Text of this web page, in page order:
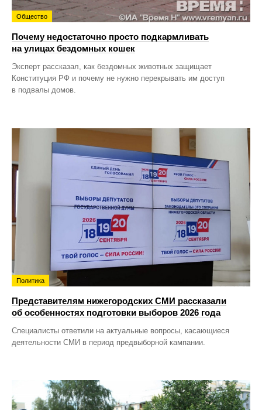
Общество
Почему недостаточно просто подкармливать
на улицах бездомных кошек
Эксперт рассказал, как бездомных животных защищает
Конституция РФ и почему не нужно перекрывать им доступ
в подвалы домов.
Политика
Представителям нижегородских СМИ рассказали
об особенностях подготовки выборов 2026 года
Специалисты ответили на актуальные вопросы, касающиеся
деятельности СМИ в период предвыборной кампании.